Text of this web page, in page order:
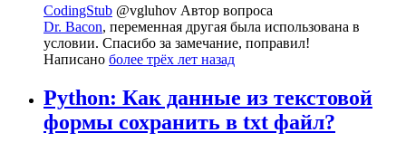
CodingStub @vgluhov Автор вопроса
Dr. Bacon, переменная другая была использована в
условии. Спасибо за замечание, поправил!
Написано более трёх лет назад
Python: Как данные из текстовой
формы сохранить в txt файл?